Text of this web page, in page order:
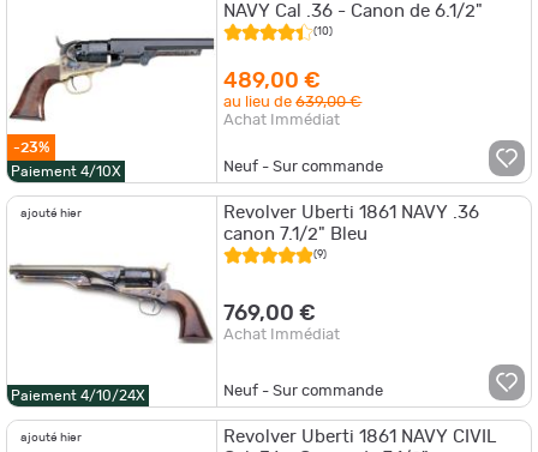
-23%
Paiement 4/10X
NAVY Cal .36 - Canon de 6.1/2"
(10)
489,00 €
au lieu de639,00 €
Achat Immédiat
Neuf - Sur commande
ajouté hier
Paiement 4/10/24X
Revolver Uberti 1861 NAVY .36
canon 7.1/2" Bleu
(9)
769,00 €
Achat Immédiat
Neuf - Sur commande
ajouté hier
Revolver Uberti 1861 NAVY CIVIL